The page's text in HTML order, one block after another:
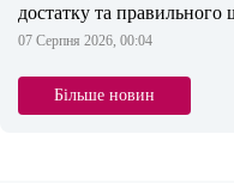
достатку та правильного
07 Серпня 2026, 00:04
Більше новин